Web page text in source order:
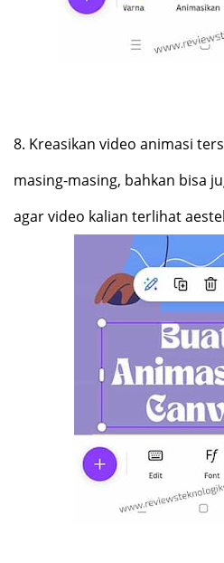
8. Kreasikan video animasi
masing-masing, bahkan bisa
agar video kalian terlihat